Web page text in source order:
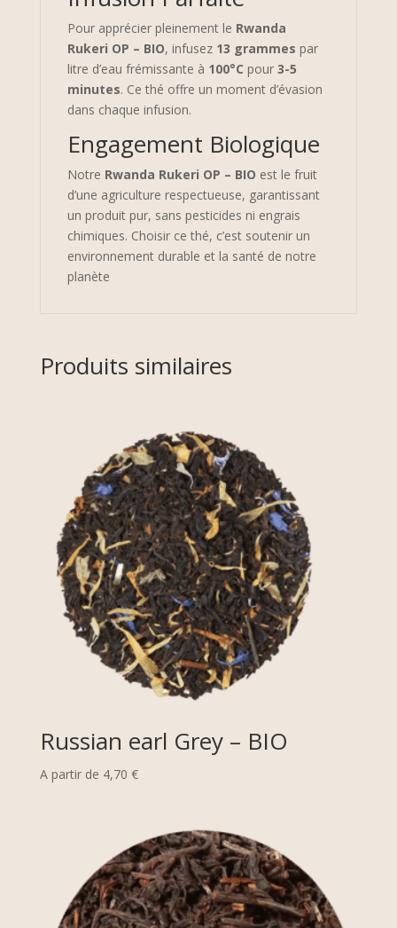
Pour apprécier pleinement le Rwanda
Rukeri OP – BIO, infusez 13 grammes par
litre d’eau frémissante à 100°C pour 3-5
minutes. Ce thé offre un moment d’évasion
dans chaque infusion.
Engagement Biologique
Notre Rwanda Rukeri OP – BIO est le fruit
d’une agriculture respectueuse, garantissant
un produit pur, sans pesticides ni engrais
chimiques. Choisir ce thé, c’est soutenir un
environnement durable et la santé de notre
planète
Produits similaires
Russian earl Grey – BIO
A partir de 4,70 €